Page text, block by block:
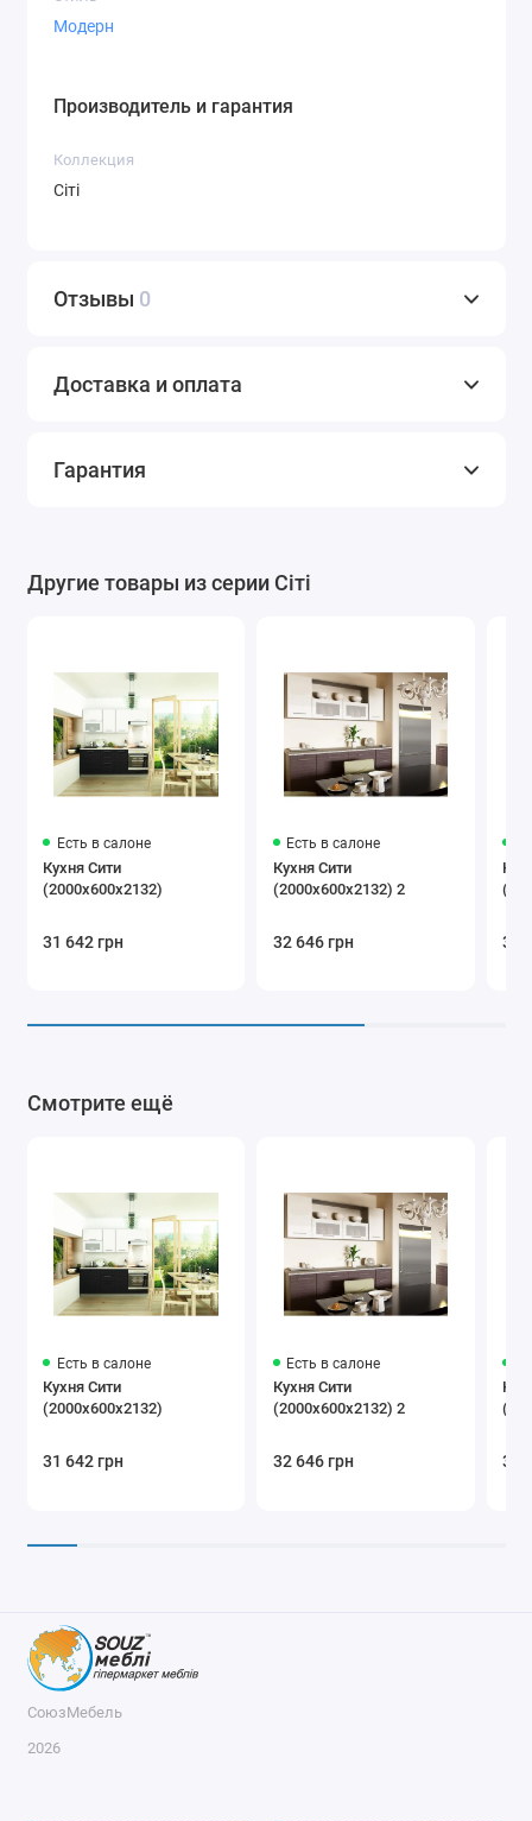
Модерн
Производитель и гарантия
Коллекция
Сіті
Отзывы 0
Доставка и оплата
Гарантия
Другие товары из серии Сіті
Есть в салоне
Кухня Сити
(2000x600x2132)
31 642 грн
Есть в салоне
Кухня Сити
(2000х600х2132) 2
32 646 грн 39
Смотрите ещё
Есть в салоне
Кухня Сити
(2000x600x2132)
31 642 грн
Есть в салоне
Кухня Сити
(2000х600х2132) 2
32 646 грн 39
СоюзМебель
2026